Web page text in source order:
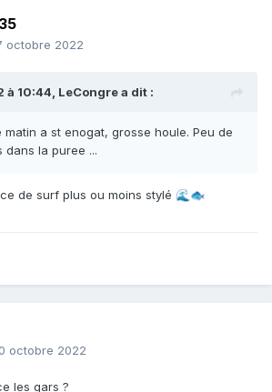
octobre 2022
à 10:44, LeCongrea dit :
a st enogat, grosse houle. Peu de
dans la puree ...
de surf plus ou moins stylé 🌊 🐟
octobre 2022
les gars ?